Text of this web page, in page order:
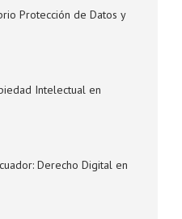
Protección de Datos y
Intelectual en
Derecho Digital en